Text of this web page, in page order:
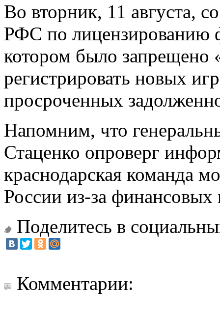
Во вторник, 11 августа,
РФС по лицензированию
котором было
регистрировать новых
просроченных
Напомним, что
Стаценко опроверг
краснодарская команда
России из-за финансовых
Поделитесь в
Комментарии: